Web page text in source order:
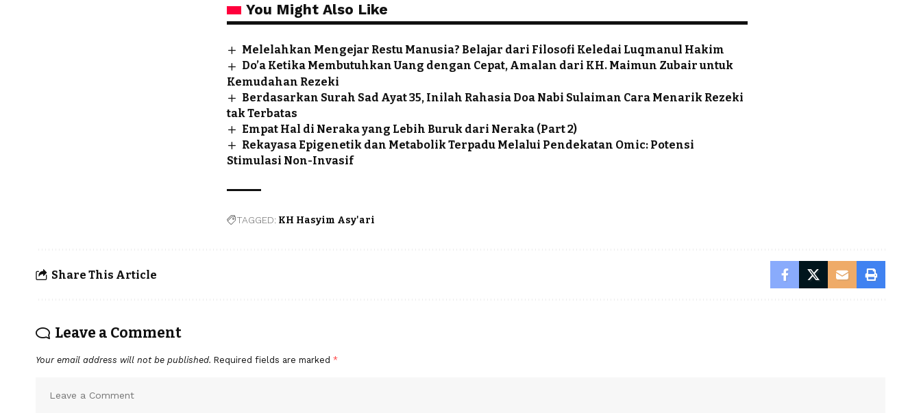
You Might Also Like
Melelahkan Mengejar Restu Manusia? Belajar dari Filosofi Keledai Luqmanul Hakim
Do’a Ketika Membutuhkan Uang dengan Cepat, Amalan dari KH. Maimun Zubair untuk
Kemudahan Rezeki
Berdasarkan Surah Sad Ayat 35, Inilah Rahasia Doa Nabi Sulaiman Cara Menarik Rezeki
tak Terbatas
Empat Hal di Neraka yang Lebih Buruk dari Neraka (Part 2)
Rekayasa Epigenetik dan Metabolik Terpadu Melalui Pendekatan Omic: Potensi
Stimulasi Non-Invasif
TAGGED: KH Hasyim Asy'ari
Share This Article
Leave a Comment
Your email address will not be published. Required fields are marked *